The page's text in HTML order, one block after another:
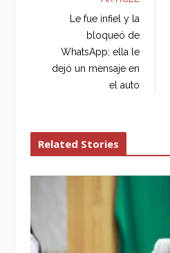
Le fue infiel y la
bloqueó de
WhatsApp; ella le
dejó un mensaje en
el auto
Related Stories